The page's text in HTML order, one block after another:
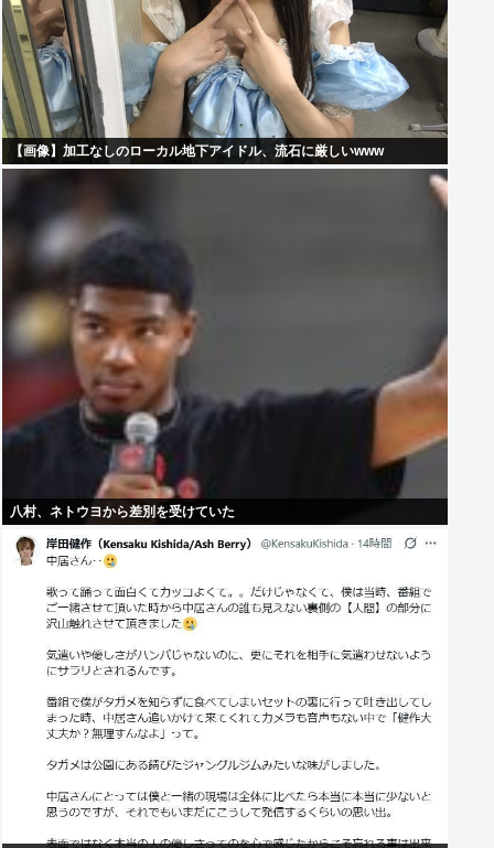
【画像】加工なしのローカル地下アイドル、流石に厳しいwww
八村、ネトウヨから差別を受けていた